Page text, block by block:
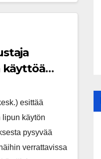
käyttöä
esittää
käytön
pysyvää
verrattavissa